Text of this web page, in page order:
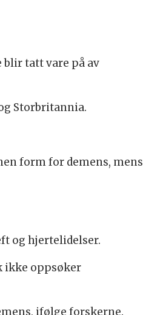
blir tatt vare på av
Storbritannia.
form for demens, mens
og hjertelidelser.
ikke oppsøker
ifølge forskerne.